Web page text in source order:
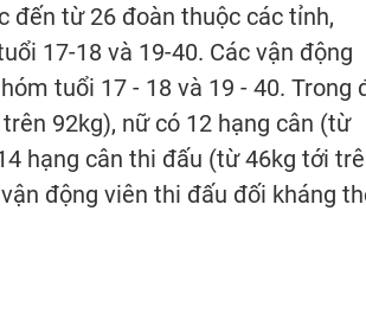
đến từ 26 đoàn thuộc các tỉnh,
17-18 và 19-40. Các vận động
tuổi 17 - 18 và 19 - 40. Trong
92kg), nữ có 12 hạng cân (từ
hạng cân thi đấu (từ 46kg tới
động viên thi đấu đối kháng